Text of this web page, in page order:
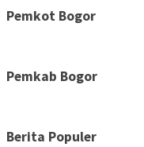
Pemkot Bogor
Pemkab Bogor
Berita Populer